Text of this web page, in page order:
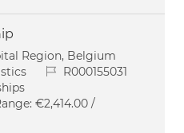
Region, Belgium
Job IdR000155031
€2,414.00 /